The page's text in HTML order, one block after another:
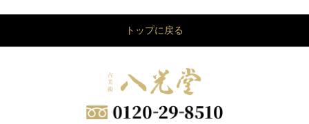
トップに戻る